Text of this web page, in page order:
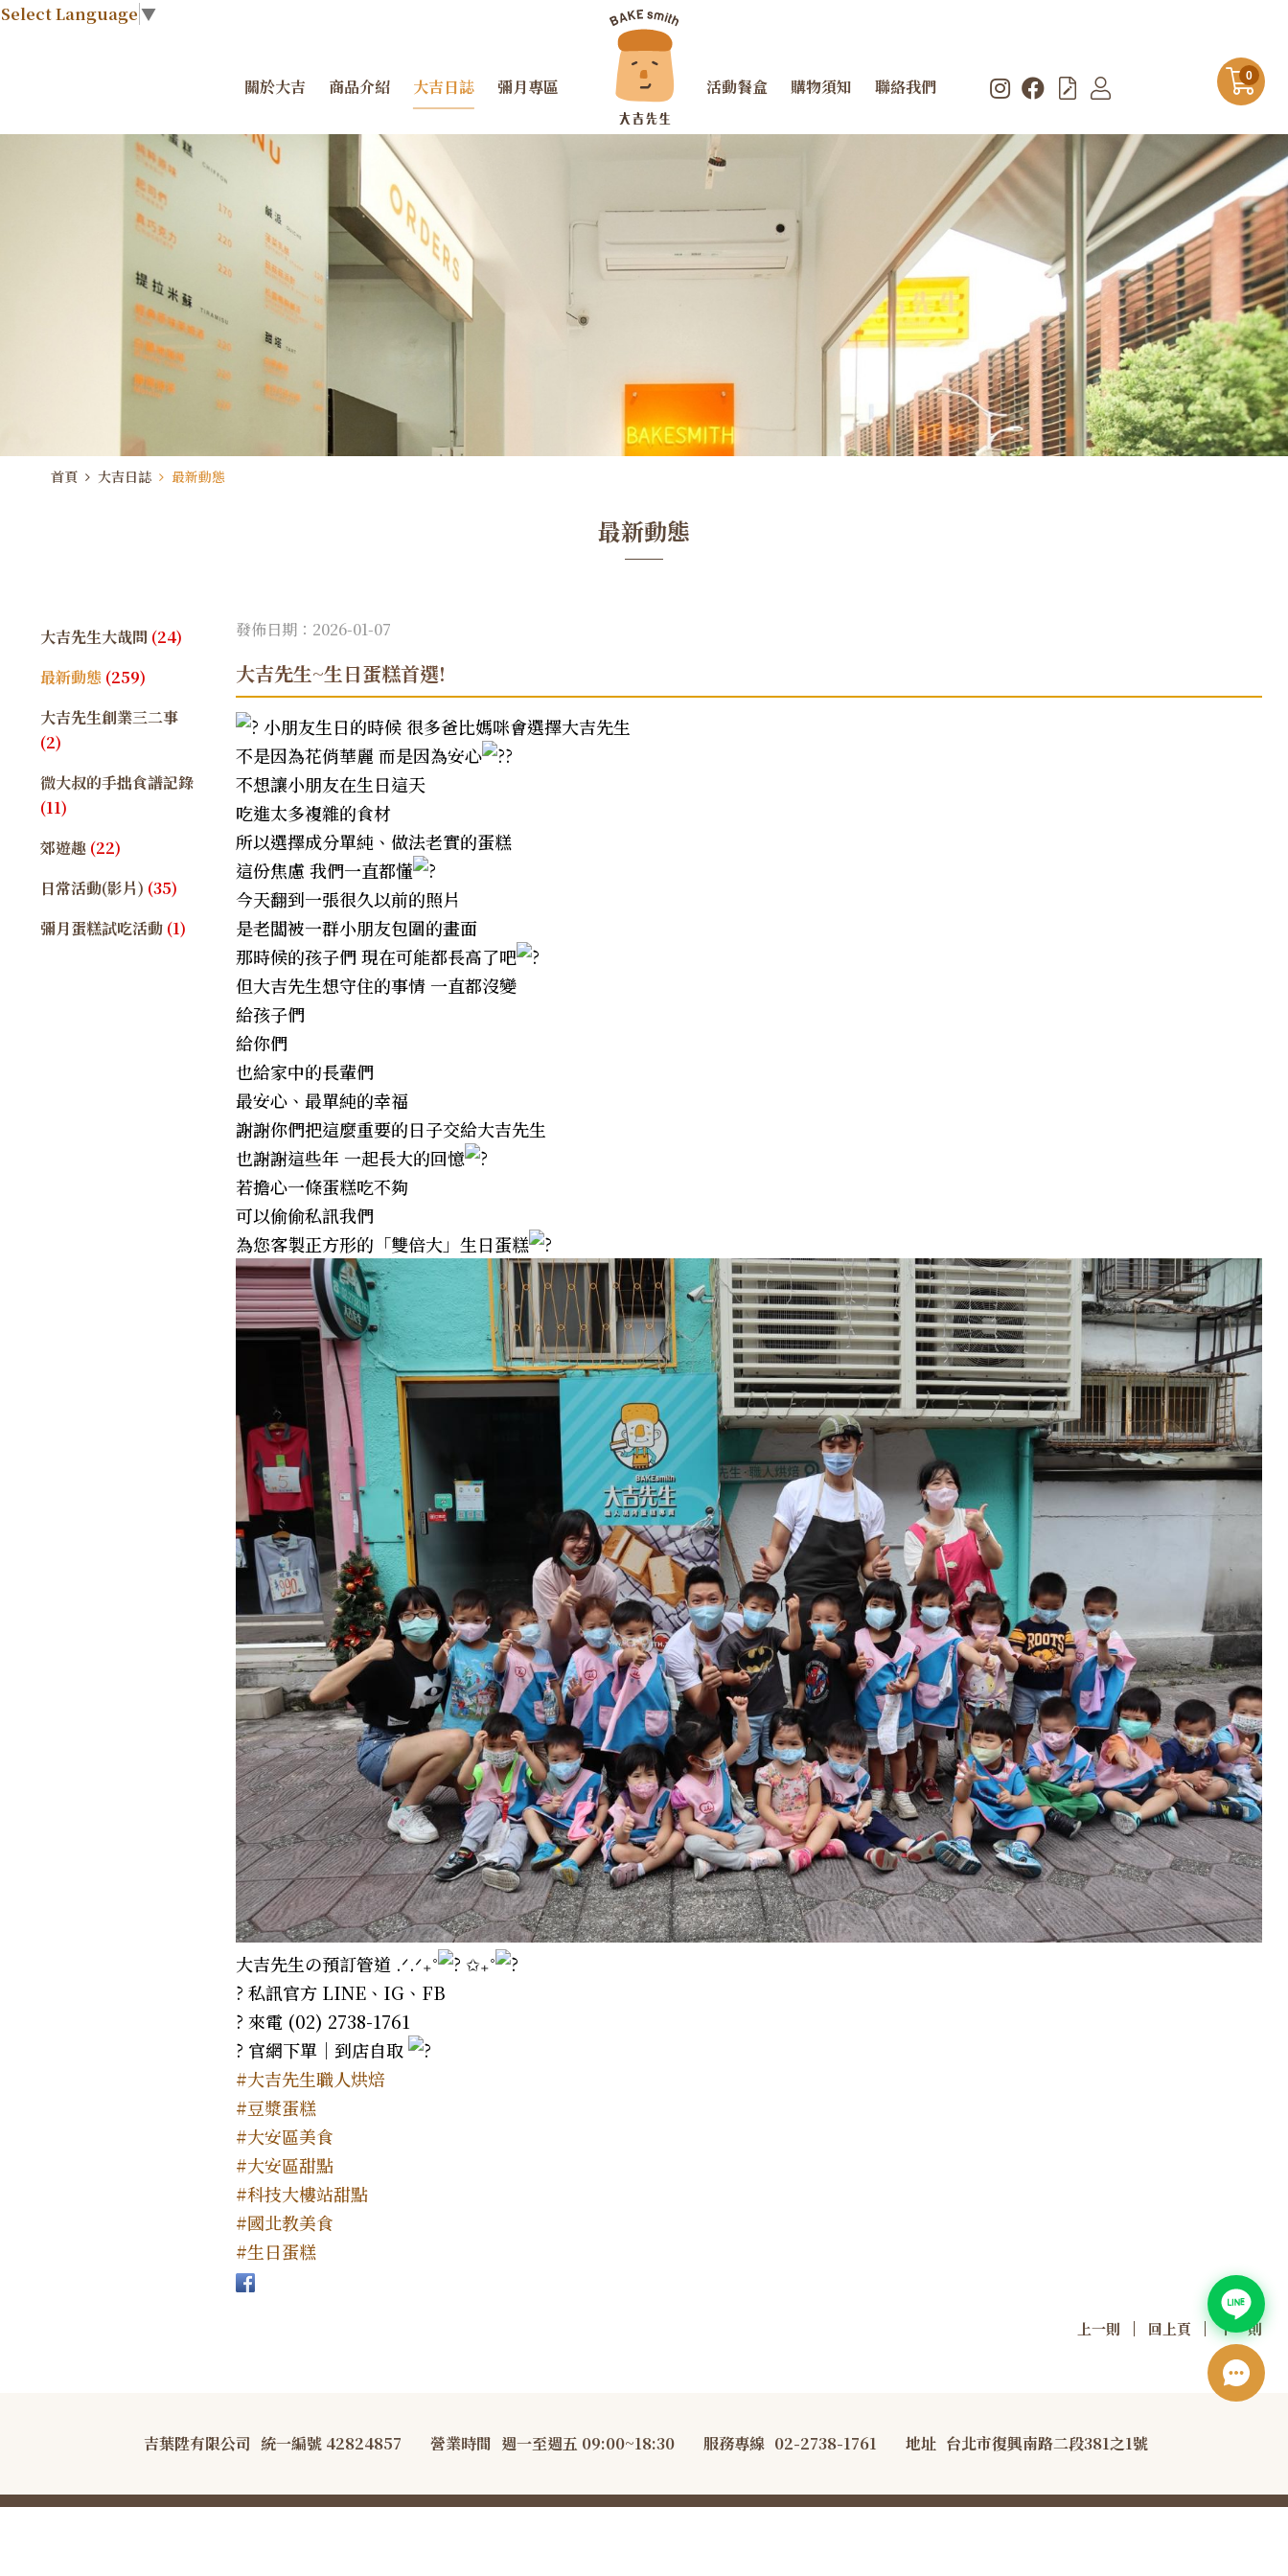
Select Language▼
關於大吉 商品介紹 大吉日誌 彌月專區 活動餐盒 購物須知 聯絡我們
首頁 大吉日誌 最新動態
最新動態
大吉先生大哉問 (24)
最新動態 (259)
大吉先生創業三二事
(2)
微大叔的手拙食譜記錄
(11)
郊遊趣 (22)
日常活動(影片) (35)
彌月蛋糕試吃活動 (1)
發佈日期：2026-01-07
大吉先生~生日蛋糕首選!
小朋友生日的時候 很多爸比媽咪會選擇大吉先生
不是因為花俏華麗 而是因為安心
不想讓小朋友在生日這天
吃進太多複雜的食材
所以選擇成分單純、做法老實的蛋糕
這份焦慮 我們一直都懂
今天翻到一張很久以前的照片
是老闆被一群小朋友包圍的畫面
那時候的孩子們 現在可能都長高了吧
但大吉先生想守住的事情 一直都沒變
給孩子們
給你們
也給家中的長輩們
最安心、最單純的幸福
謝謝你們把這麼重要的日子交給大吉先生
也謝謝這些年 一起長大的回憶
若擔心一條蛋糕吃不夠
可以偷偷私訊我們
為您客製正方形的「雙倍大」生日蛋糕
大吉先生の預訂管道 .ᐟ.ᐟ₊˚
✩₊˚
? 私訊官方 LINE、IG、FB
? 來電 (02) 2738-1761
? 官網下單｜到店自取
#大吉先生職人烘焙
#豆漿蛋糕
#大安區美食
#大安區甜點
#科技大樓站甜點
#國北教美食
#生日蛋糕
上一則 | 回上頁 |下一則
吉葉陞有限公司 統一編號 42824857 營業時間 週一至週五 09:00~18:30 服務專線 02-2738-1761 地址 台北市復興南路二段381之1號
0